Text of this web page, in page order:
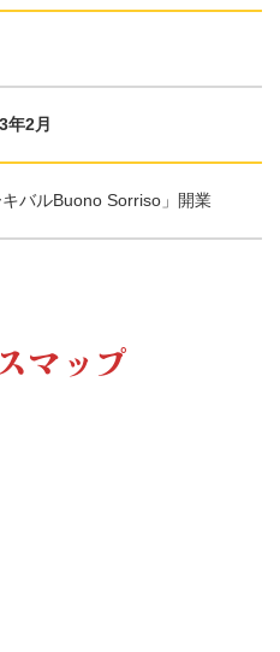
年2月
キバルBuono Sorriso」開業
マップ